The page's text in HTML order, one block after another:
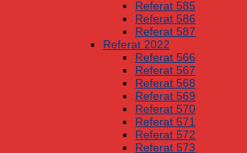
Referat 585
Referat 586
Referat 587
Referat 2022
Referat 566
Referat 567
Referat 568
Referat 569
Referat 570
Referat 571
Referat 572
Referat 573